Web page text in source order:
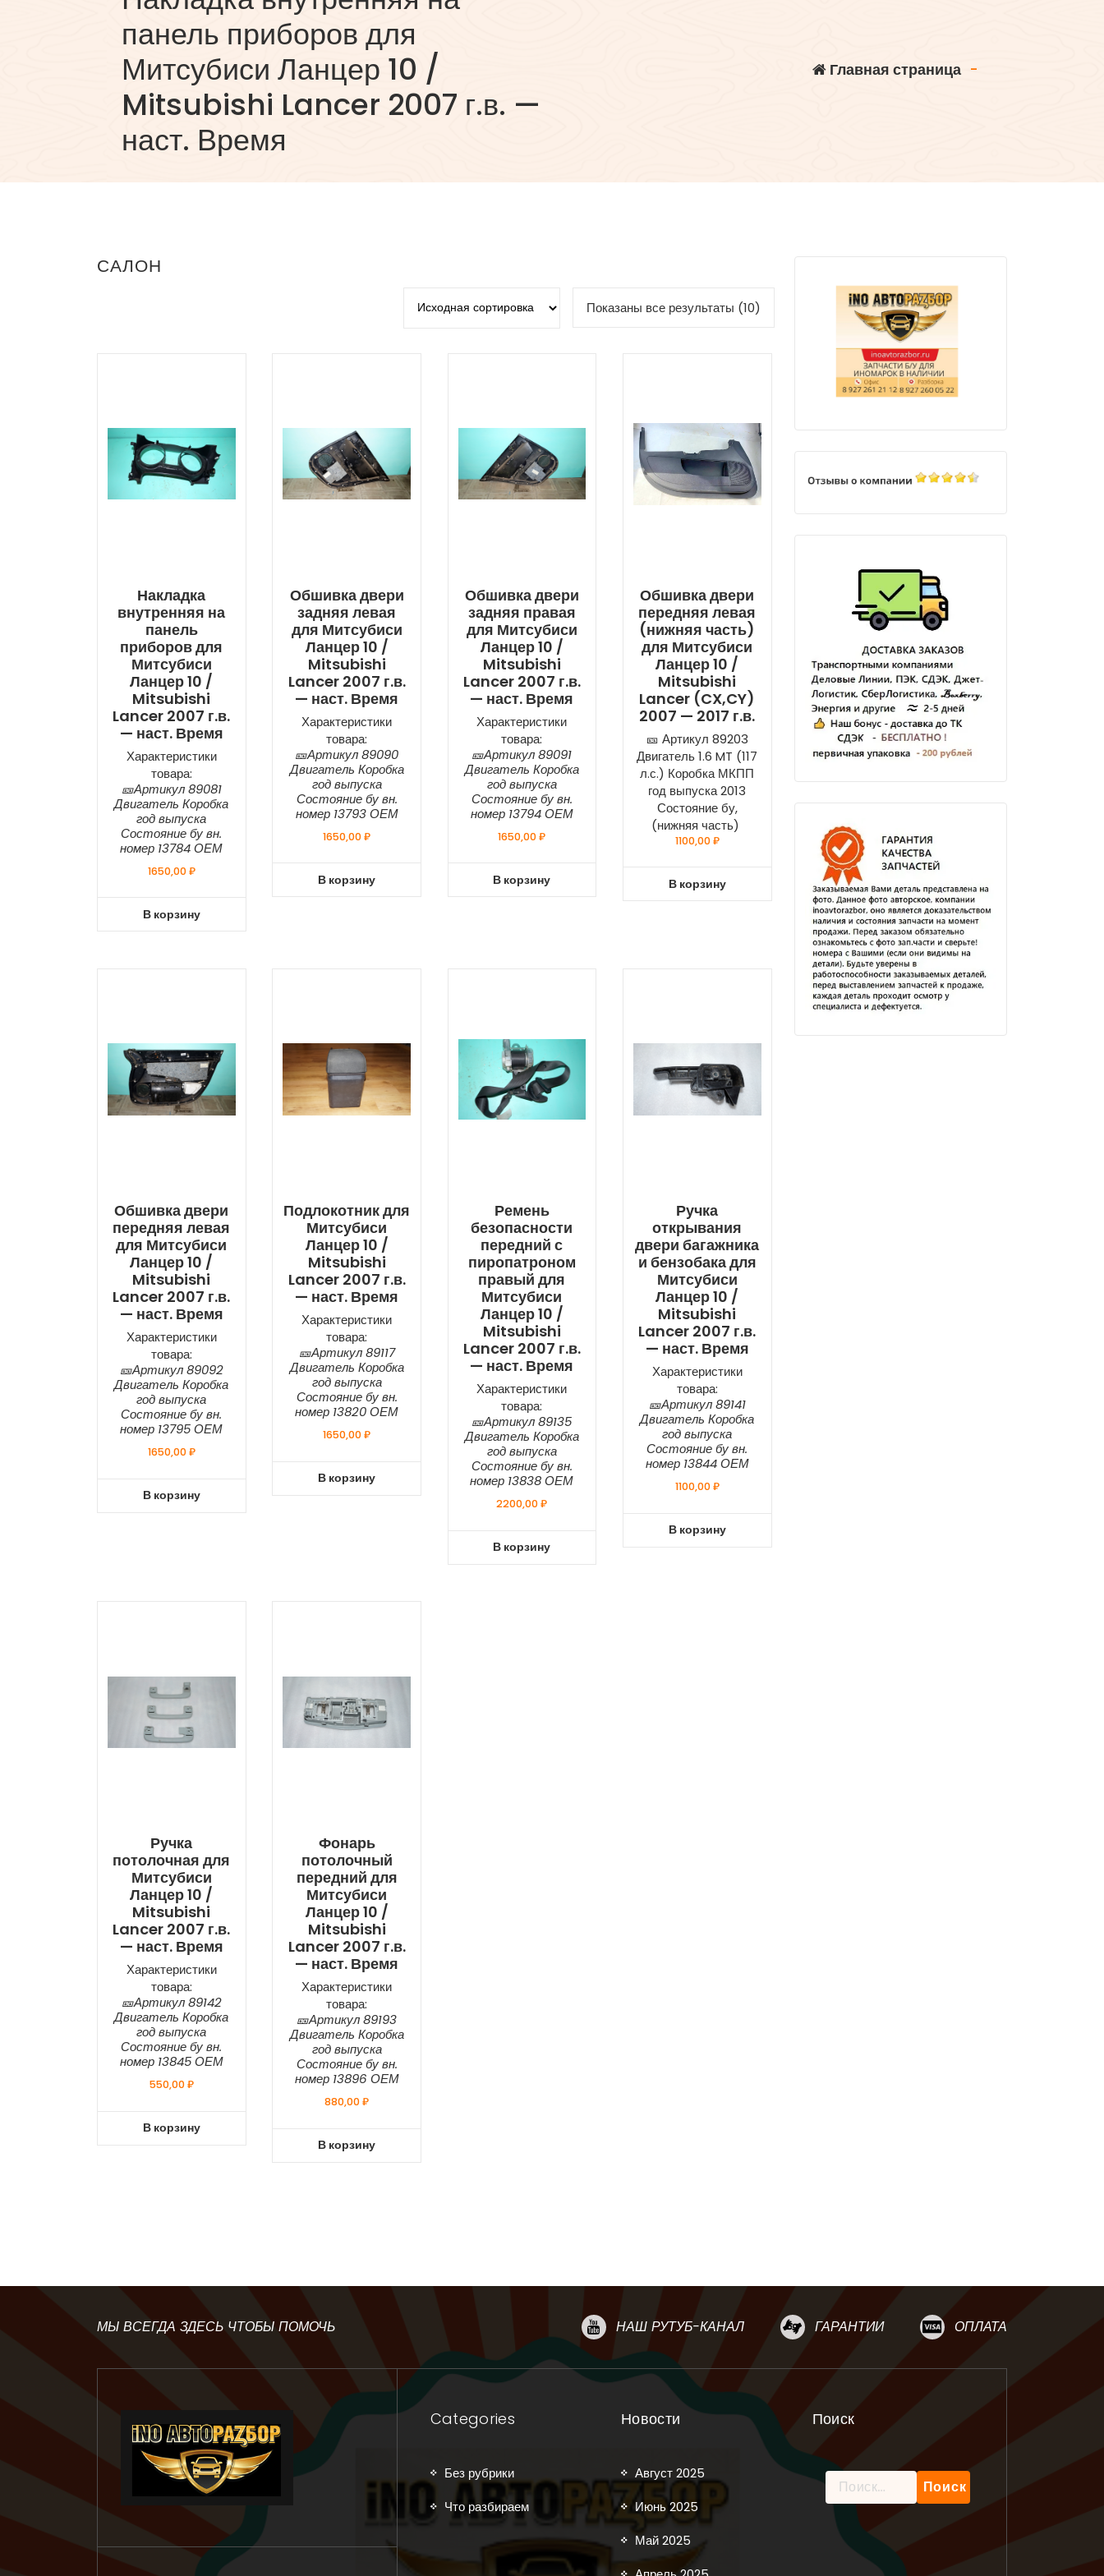
панель приборов для
Митсубиси Ланцер 10 /
Mitsubishi Lancer 2007 г.в. —
наст. Время
Главная страница -
САЛОН
Показаны все результаты (10)
Накладка
внутренняя на
панель
приборов для
Митсубиси
Ланцер 10 /
Mitsubishi
Lancer 2007 г.в.
— наст. Время
Характеристики
товара:
🎫Артикул 89081
Двигатель Коробка
год выпуска
Состояние бу вн.
номер 13784 ОЕМ
1650,00₽
В корзину
Обшивка двери
задняя левая
для Митсубиси
Ланцер 10 /
Mitsubishi
Lancer 2007 г.в.
— наст. Время
Характеристики
товара:
🎫Артикул 89090
Двигатель Коробка
год выпуска
Состояние бу вн.
номер 13793 ОЕМ
1650,00₽
В корзину
Обшивка двери
задняя правая
для Митсубиси
Ланцер 10 /
Mitsubishi
Lancer 2007 г.в.
— наст. Время
Характеристики
товара:
🎫Артикул 89091
Двигатель Коробка
год выпуска
Состояние бу вн.
номер 13794 ОЕМ
1650,00₽
В корзину
Обшивка двери
передняя левая
(нижняя часть)
для Митсубиси
Ланцер 10 /
Mitsubishi
Lancer (CX,CY)
2007 — 2017 г.в.
🎫 Артикул 89203
Двигатель 1.6 MT (117
л.с.) Коробка МКПП
год выпуска 2013
Состояние бу,
(нижняя часть)
1100,00₽
В корзину
Обшивка двери
передняя левая
для Митсубиси
Ланцер 10 /
Mitsubishi
Lancer 2007 г.в.
— наст. Время
Характеристики
товара:
🎫Артикул 89092
Двигатель Коробка
год выпуска
Состояние бу вн.
номер 13795 ОЕМ
1650,00₽
В корзину
Подлокотник для
Митсубиси
Ланцер 10 /
Mitsubishi
Lancer 2007 г.в.
— наст. Время
Характеристики
товара:
🎫Артикул 89117
Двигатель Коробка
год выпуска
Состояние бу вн.
номер 13820 ОЕМ
1650,00₽
В корзину
Ремень
безопасности
передний с
пиропатроном
правый для
Митсубиси
Ланцер 10 /
Mitsubishi
Lancer 2007 г.в.
— наст. Время
Характеристики
товара:
🎫Артикул 89135
Двигатель Коробка
год выпуска
Состояние бу вн.
номер 13838 ОЕМ
2200,00₽
В корзину
Ручка
открывания
двери багажника
и бензобака для
Митсубиси
Ланцер 10 /
Mitsubishi
Lancer 2007 г.в.
— наст. Время
Характеристики
товара:
🎫Артикул 89141
Двигатель Коробка
год выпуска
Состояние бу вн.
номер 13844 ОЕМ
1100,00₽
В корзину
Ручка
потолочная для
Митсубиси
Ланцер 10 /
Mitsubishi
Lancer 2007 г.в.
— наст. Время
Характеристики
товара:
🎫Артикул 89142
Двигатель Коробка
год выпуска
Состояние бу вн.
номер 13845 ОЕМ
550,00₽
В корзину
Фонарь
потолочный
передний для
Митсубиси
Ланцер 10 /
Mitsubishi
Lancer 2007 г.в.
— наст. Время
Характеристики
товара:
🎫Артикул 89193
Двигатель Коробка
год выпуска
Состояние бу вн.
номер 13896 ОЕМ
880,00₽
В корзину
МЫ ВСЕГДА ЗДЕСЬ ЧТОБЫ ПОМОЧЬ НАШ РУТУБ-КАНАЛ ГАРАНТИИ ОПЛАТА
Categories
Без рубрики
Что разбираем
Новости
Август 2025
Июнь 2025
Май 2025
Поиск
Найти: